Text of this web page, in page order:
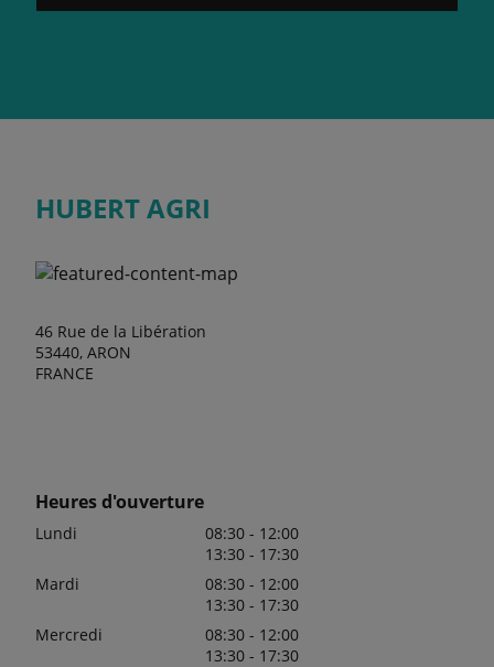
HUBERT AGRI
46 Rue de la Libération
53440, ARON
FRANCE
Heures d'ouverture
Lundi
08:30 - 12:00
13:30 - 17:30
Mardi
08:30 - 12:00
13:30 - 17:30
Mercredi
08:30 - 12:00
13:30 - 17:30